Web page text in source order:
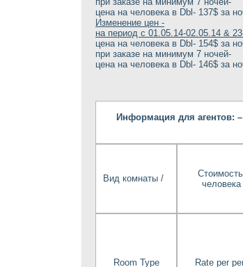
цена на человека в Dbl- 137$ за
Изменение цен -
на период с 01.05.14-02.05.14 &
цена на человека в Dbl- 154$ за
при заказе на минимум 7 ночей-
цена на человека в Dbl- 146$ за
Информация для агентов:
Вид комнаты /
Room Type Rate per